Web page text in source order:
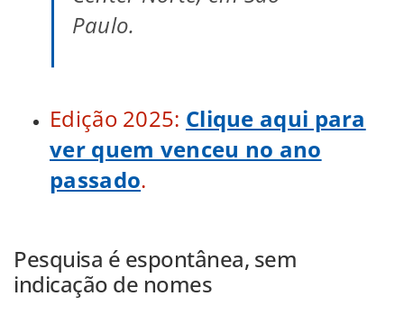
Paulo.
Edição 2025: Clique aqui para
ver quem venceu no ano
passado.
Pesquisa é espontânea, sem
indicação de nomes